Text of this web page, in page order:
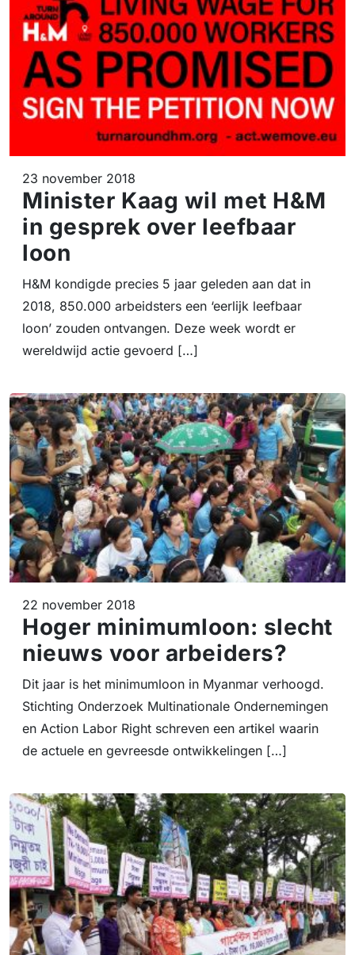
23 november 2018
Minister Kaag wil met H&M
in gesprek over leefbaar
loon
H&M kondigde precies 5 jaar geleden aan dat in
2018, 850.000 arbeidsters een ‘eerlijk leefbaar
loon’ zouden ontvangen. Deze week wordt er
wereldwijd actie gevoerd […]
22 november 2018
Hoger minimumloon: slecht
nieuws voor arbeiders?
Dit jaar is het minimumloon in Myanmar verhoogd.
Stichting Onderzoek Multinationale Ondernemingen
en Action Labor Right schreven een artikel waarin
de actuele en gevreesde ontwikkelingen […]